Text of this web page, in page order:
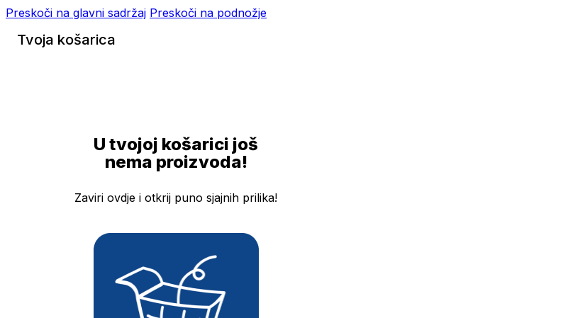
Preskoči na glavni sadržaj Preskoči na podnožje
Tvoja košarica
U tvojoj košarici još
nema proizvoda!
Zaviri ovdje i otkrij puno sjajnih prilika!